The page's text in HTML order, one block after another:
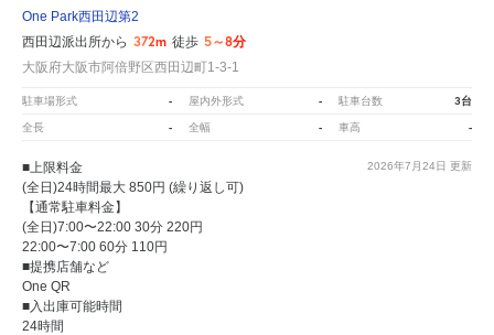
One Park西田辺第2
西田辺派出所から 372m 徒歩 5～8分
大阪府大阪市阿倍野区西田辺町1-3-1
駐車場形式 - 屋内外形式 - 駐車台数 3台
全長 - 全幅 - 車高 -
2026年7月24日 更新
■上限料金
(全日)24時間最大 850円 (繰り返し可)
【通常駐車料金】
(全日)7:00〜22:00 30分 220円
22:00〜7:00 60分 110円
■提携店舗など
One QR
■入出庫可能時間
24時間